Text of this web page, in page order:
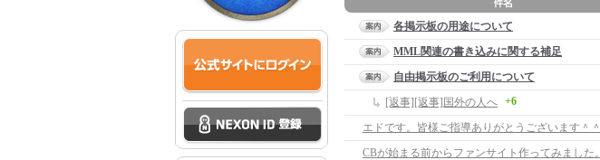
各掲示板の用途について
MML関連の書き込みに関する補足
自由掲示板のご利用について
[返事][返事]国外の人へ +6
CBが始まる前からファンサイト作ってみました。